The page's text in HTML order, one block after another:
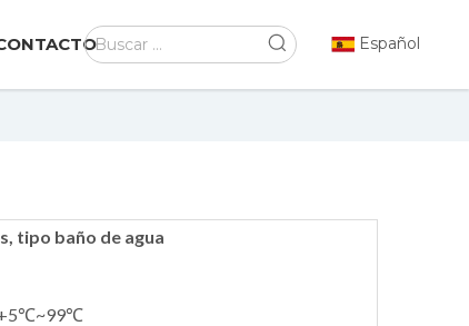
Español
tipo baño de agua